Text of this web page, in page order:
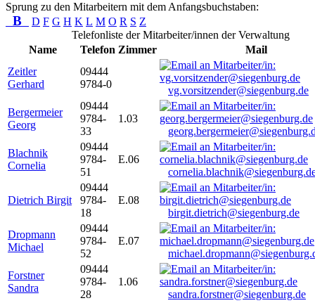
Sprung zu den Mitarbeitern mit dem Anfangsbuchstaben:
B D F G H K L M O R S Z
Telefonliste der Mitarbeiter/innen der Verwaltung
Name
Telefon Zimmer
Mail
Zeitler
Gerhard
09444
9784-0
vg.vorsitzender@siegenburg.de
Bergermeier
Georg
09444
9784-
33
1.03
Blachnik
Cornelia
09444
9784-
51
E.06
Dietrich Birgit
09444
9784-
18
E.08
birgit.dietrich@siegenburg.de
Dropmann
Michael
09444
9784-
52
E.07
Forstner
Sandra
09444
9784-
28
1.06
sandra.forstner@siegenburg.de